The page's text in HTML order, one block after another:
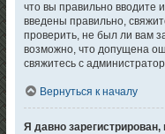
что вы правильно вводите
введены правильно,
проверить, не был ли вам
возможно, что допущена
свяжитесь с
Вернуться к началу
Я давно